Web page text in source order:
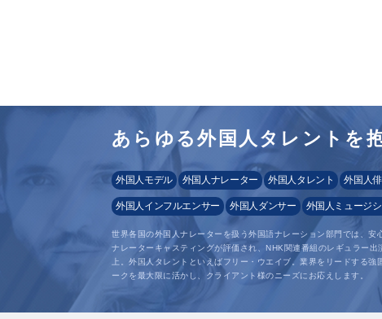
あらゆる外国人タレントを
外国人モデル 外国人ナレーター 外国人タレント 外国人
外国人インフルエンサー 外国人ダンサー 外国人ミュージ
世界各国の外国人ナレーターを扱う外国語ナレーション部門では、安
ナレーターキャスティングが評価され、NHK関連番組のレギュラー出
上。外国人タレントといえばフリー・ウエイブ。業界をリードする強
ークを最大限に活かし、クライアント様のニーズにお応えします。